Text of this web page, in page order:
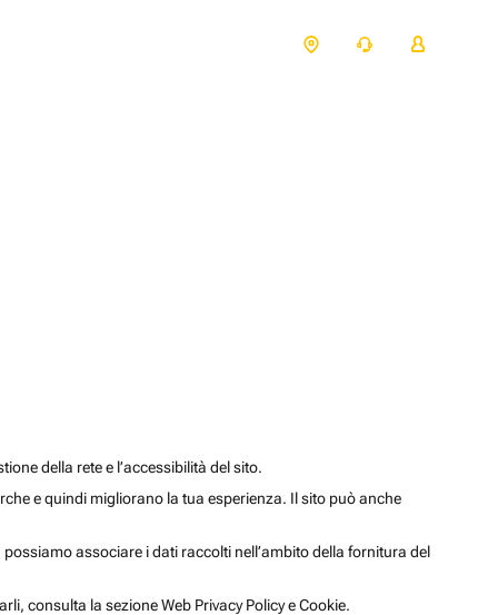
della rete e l’accessibilità del sito.
e quindi migliorano la tua esperienza. Il sito può anche
associare i dati raccolti nell’ambito della fornitura del
consulta la sezione Web Privacy Policy e Cookie.